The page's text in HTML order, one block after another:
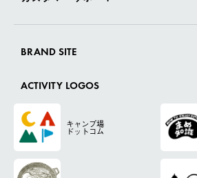
BRAND SITE
ACTIVITY LOGOS
キャンプ場
ドットコム